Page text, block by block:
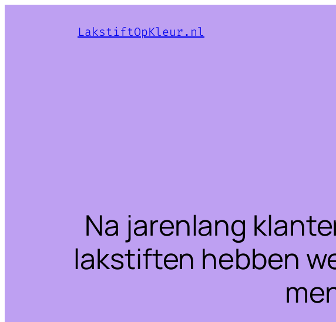
LakstiftOpKleur.nl
Na jarenlang
lakstiften hebben